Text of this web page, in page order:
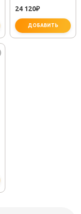
не
24 120₽
ДОБАВИТЬ